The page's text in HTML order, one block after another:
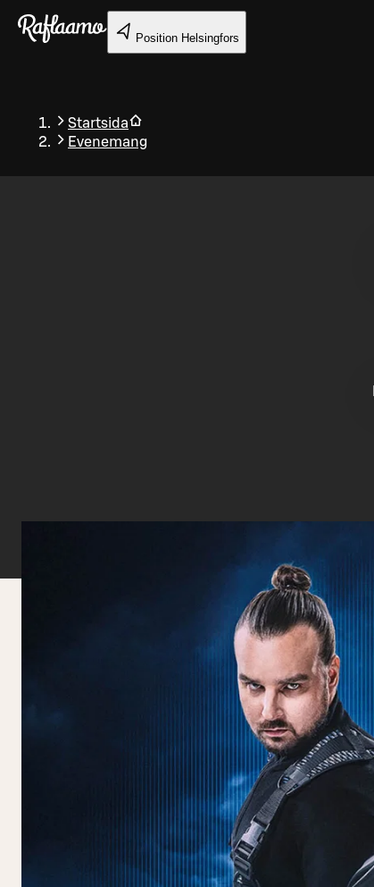
Gå till huvudinnehållet
Position Helsingfors
Startsida
Evenemang
Tillbaka